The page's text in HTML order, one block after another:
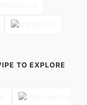
TO EXPLORE